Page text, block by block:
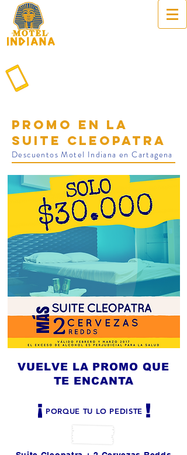
Promo en la
suite Cleopatra
Descuentos Motel Indiana en Cartagena
VUELVE LA PROMO QUE
TE ENCANTA
¡ !
PORQUE TU LO PEDISTE